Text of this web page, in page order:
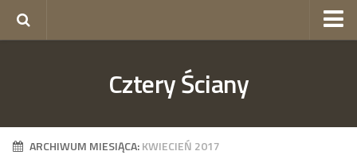
ogrodzenia Szczecin
Cztery Ściany
ARCHIWUM MIESIĄCA:KWIECIEŃ 2017